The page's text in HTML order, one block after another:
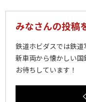
みなさんの投稿
鉄道ホビダスでは鉄
新車両から懐かしい
お待ちしています！